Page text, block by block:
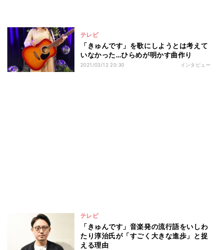
テレビ
「きゅんです」を歌にしようとは考えて
いなかった…ひらめが明かす曲作り
2021/03/12 20:30 インタビュー
テレビ
「きゅんです」音楽発の流行語をいしわ
たり淳治氏が「すごく大きな進歩」と捉
える理由